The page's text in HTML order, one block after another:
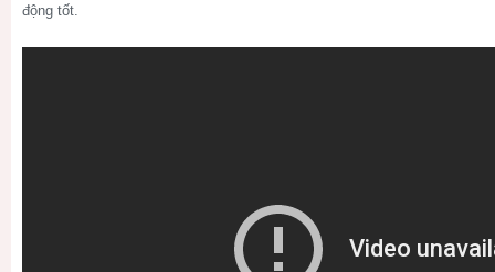
động tốt.